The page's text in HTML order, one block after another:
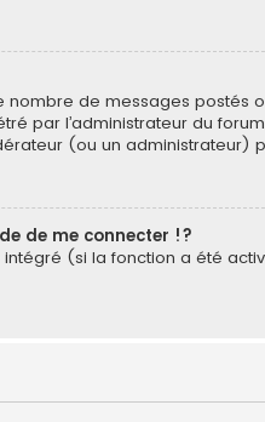
nombre de messages
par l’administrateur du
(ou un administrateur)
de me connecter !?
(si la fonction a été